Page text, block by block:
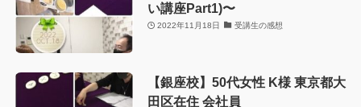
い講座Part1)〜
2022年11月18日 受講生の感想
【銀座校】50代女性 K様 東京都大
田区在住 会社員